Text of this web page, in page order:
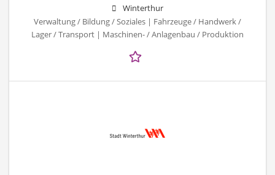
Winterthur
Verwaltung / Bildung / Soziales | Fahrzeuge / Handwerk /
Lager / Transport | Maschinen- / Anlagenbau / Produktion